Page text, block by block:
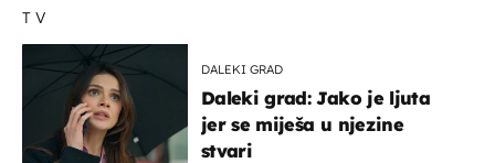
TV
DALEKI GRAD
Daleki grad: Jako je ljuta
jer se miješa u njezine
stvari